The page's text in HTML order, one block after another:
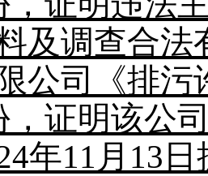
及调查合法
公司
《排污
，证明该公
年11 月 13